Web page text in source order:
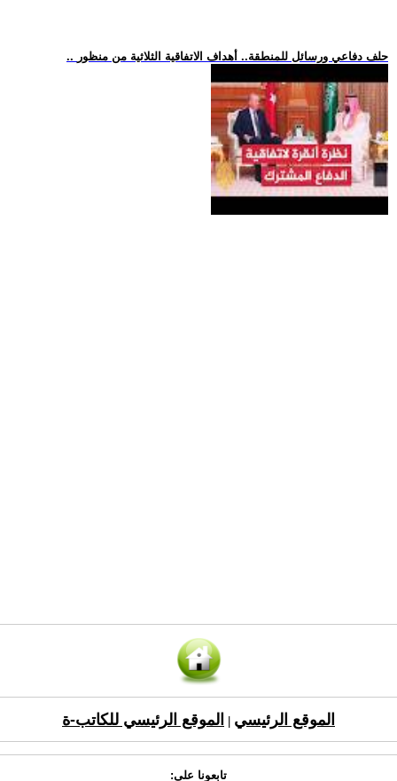
.. حلف دفاعي ورسائل للمنطقة.. أهداف الاتفاقية الثلاثية من منظور
الموقع الرئيسي الموقع الرئيسي للكاتب-ة
تابعونا على: